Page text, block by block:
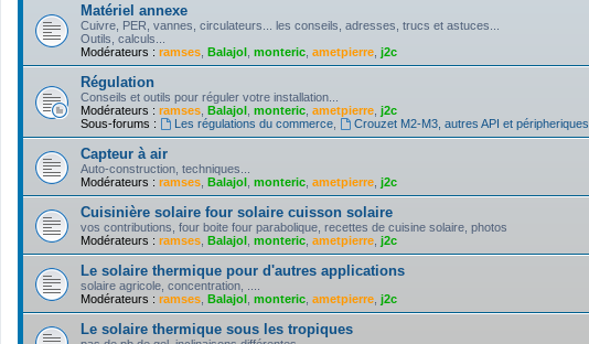
Matériel annexe
Cuivre, PER, vannes, circulateurs... les conseils, adresses, trucs et astuces...
Outils, calculs...
Modérateurs : ramses Balajol monteric ametpierre j2c
Régulation
Conseils et outils pour réguler votre installation...
Modérateurs : ramses Balajol monteric ametpierre j2c
Sous-forums :
Les régulations du commerce, Crouzet M2-M3, autres API et péripheriques
Capteur à air
Auto-construction, techniques...
Modérateurs : ramses Balajol monteric ametpierre j2c
Cuisinière solaire four solaire cuisson solaire
vos contributions, four boite four parabolique, recettes de cuisine solaire, photos
Modérateurs : ramses Balajol monteric ametpierre j2c
Le solaire thermique pour d'autres applications
solaire agricole, concentration, ....
Modérateurs : ramses Balajol monteric ametpierre j2c
Le solaire thermique sous les tropiques